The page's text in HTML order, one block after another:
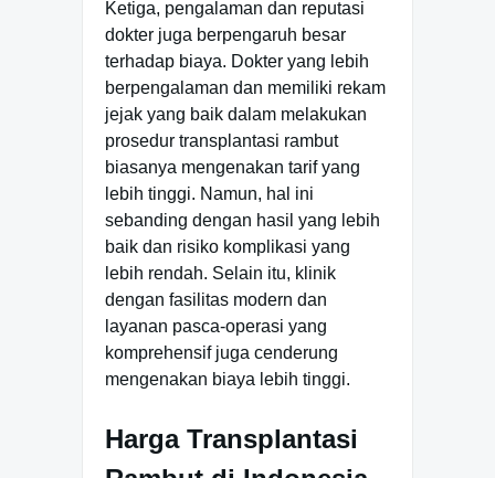
Ketiga, pengalaman dan reputasi
dokter juga berpengaruh besar
terhadap biaya. Dokter yang lebih
berpengalaman dan memiliki rekam
jejak yang baik dalam melakukan
prosedur transplantasi rambut
biasanya mengenakan tarif yang
lebih tinggi. Namun, hal ini
sebanding dengan hasil yang lebih
baik dan risiko komplikasi yang
lebih rendah. Selain itu, klinik
dengan fasilitas modern dan
layanan pasca-operasi yang
komprehensif juga cenderung
mengenakan biaya lebih tinggi.
Harga Transplantasi